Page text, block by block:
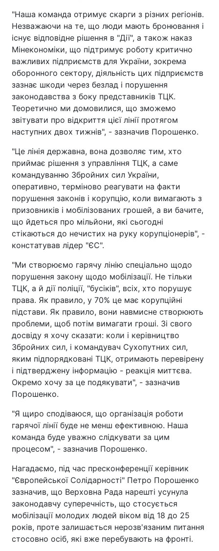
"Наша команда отримує скарги з різних регіонів.
Незважаючи на те, що люди мають бронювання і
існує відповідне рішення в "Дії", а також наказ
Мінекономіки, що підтримує роботу критично
важливих підприємств для України, зокрема
оборонного сектору, діяльність цих підприємств
зазнає шкоди через безлад і порушення
законодавства з боку представників ТЦК.
Теоретично ми домовилися, що зможемо
звітувати про відкриття цієї лінії протягом
наступних двох тижнів", - зазначив Порошенко.
"Це лінія державна, вона дозволяє тим, хто
приймає рішення з управління ТЦК, а саме
командуванню Збройних сил України,
оперативно, терміново реагувати на факти
порушення законів і корупцію, коли вимагають з
призовників і мобілізованих грошей, а ви бачите,
що йдеться про мільйони, які сьогодні
стікаються до нечистих на руку корупціонерів", -
констатував лідер "ЄС".
"Ми створюємо гарячу лінію спеціально щодо
порушення закону щодо мобілізації. Не тільки
ТЦК, а й дії поліції, "бусіків", всіх, хто порушує
права. Як правило, у 70% це має корупційні
підстави. Як правило, вони навмисне створюють
проблеми, щоб потім вимагати гроші. Зі свого
досвіду я хочу сказати: коли і керівництво
Збройних сил, і командувач Сухопутних сил,
яким підпорядковані ТЦК, отримають перевірену
і підтверджену інформацію - реакція миттєва.
Окремо хочу за це подякувати", - зазначив
Порошенко.
"Я щиро сподіваюся, що організація роботи
гарячої лінії буде не менш ефективною. Наша
команда буде уважно слідкувати за цим
процесом", - зазначив Порошенко.
Нагадаємо, під час пресконференції керівник
"Європейської Солідарності" Петро Порошенко
зазначив, що Верховна Рада нарешті усунула
законодавчу суперечність, що стосується
мобілізації молодих людей віком від 18 до 25
років, проте залишається нерозв'язаним питання
стосовно осіб, які вже перебувають на фронті.